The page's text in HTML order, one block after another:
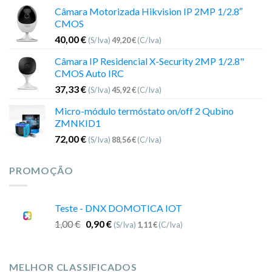
Câmara Motorizada Hikvision IP 2MP 1/2.8″
CMOS
40,00€ (S/Iva)49,20€(C/Iva)
Câmara IP Residencial X-Security 2MP 1/2.8"
CMOS Auto IRC
37,33€ (S/Iva)45,92€(C/Iva)
Micro-módulo termóstato on/off 2 Qubino
ZMNKID1
72,00€ (S/Iva) 88,56€(C/Iva)
PROMOÇÃO
Teste - DNX DOMOTICA IOT
1,00€ 0,90€ (S/Iva) 1,11€(C/Iva)
MELHOR CLASSIFICADOS